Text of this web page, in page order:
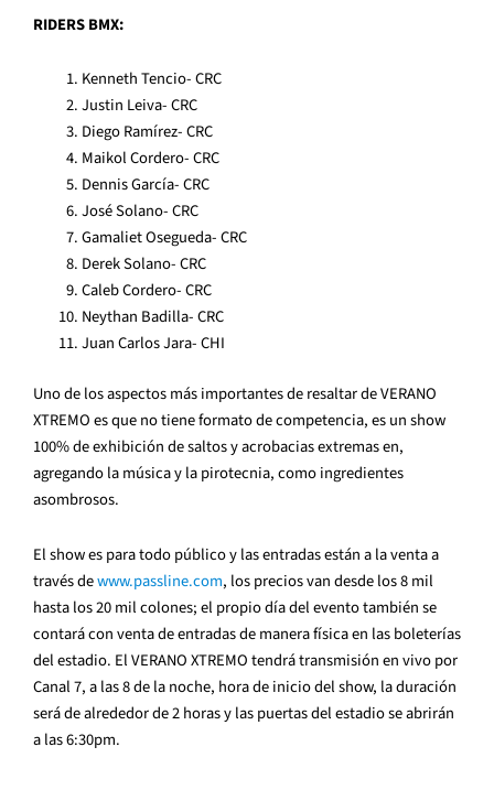
RIDERS BMX:
Kenneth Tencio- CRC
Justin Leiva- CRC
Diego Ramírez- CRC
Maikol Cordero- CRC
Dennis García- CRC
José Solano- CRC
Gamaliet Osegueda- CRC
Derek Solano- CRC
Caleb Cordero- CRC
Neythan Badilla- CRC
Juan Carlos Jara- CHI
Uno de los aspectos más importantes de resaltar de VERANO
XTREMO es que no tiene formato de competencia, es un show
100% de exhibición de saltos y acrobacias extremas en,
agregando la música y la pirotecnia, como ingredientes
asombrosos.
El show es para todo público y las entradas están a la venta a
través dewww.passline.com, los precios van desde los 8 mil
hasta los 20 mil colones; el propio día del evento también se
contará con venta de entradas de manera física en las boleterías
del estadio. El VERANO XTREMO tendrá transmisión en vivo por
Canal 7, a las 8 de la noche, hora de inicio del show, la duración
será de alrededor de 2 horas y las puertas del estadio se abrirán
a las 6:30pm.